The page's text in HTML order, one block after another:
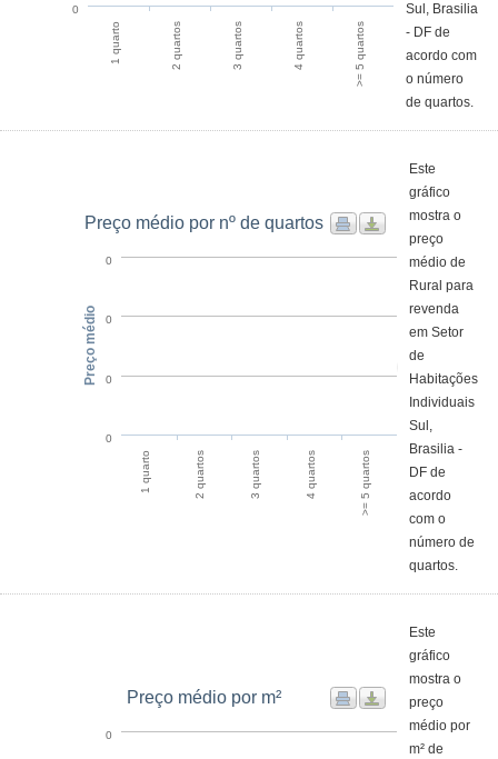
1 quarto 2 quartos 3 quartos 4 quartos >= 5 quartos
0
Sul, Brasilia
- DF de
acordo com
o número
de quartos.
Preço médio por nº de quartos
1 quarto 2 quartos 3 quartos 4 quartos >= 5 quartos
0
0
0
0
Preço médio
Este
gráfico
mostra o
preço
médio de
Rural para
revenda
em Setor
de
Habitações
Individuais
Sul,
Brasilia -
DF de
acordo
com o
número de
quartos.
Preço médio por m²
0
Este
gráfico
mostra o
preço
médio por
m² de